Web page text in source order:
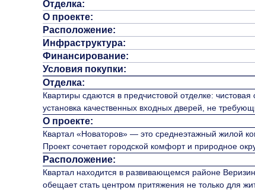
Отделка:
О проекте:
Расположение:
Инфраструктура:
Финансирование:
Условия покупки:
Отделка:
Квартиры сдаются в предчистовой отделке:
установка качественных входных дверей, не
О проекте:
Квартал «Новаторов» — это среднеэтажный жилой
Проект сочетает городской комфорт и природное
Расположение:
Квартал находится в развивающемся районе
обещает стать центром притяжения не только для